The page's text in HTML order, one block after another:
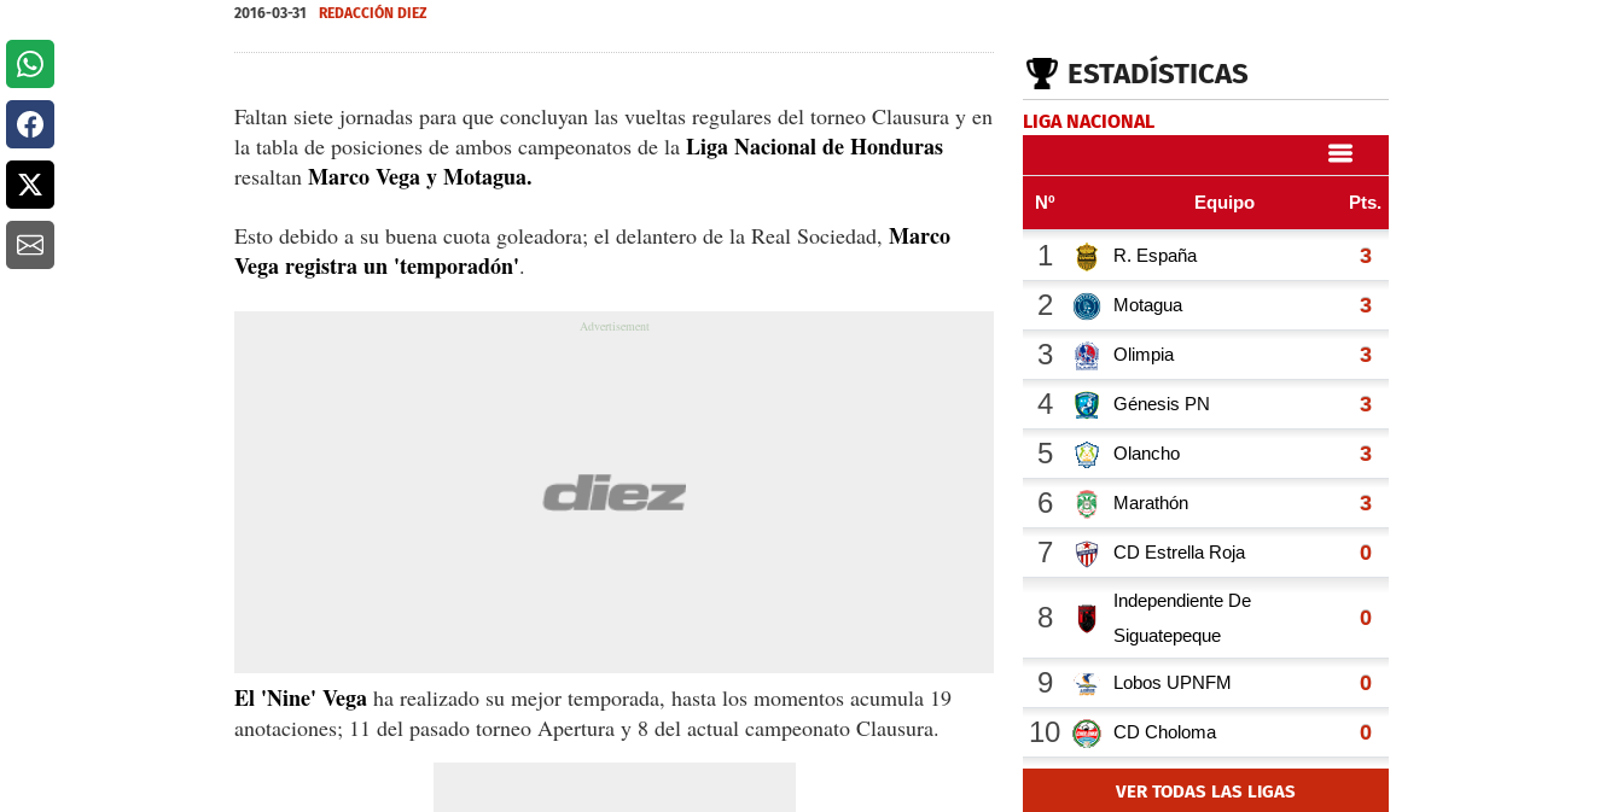
2016-03-31 REDACCIÓN DIEZ
Faltan siete jornadas para que concluyan las vueltas regulares del torneo Clausura y en
la tabla de posiciones de ambos campeonatos de la Liga Nacional de Honduras
resaltan Marco Vega y Motagua.
Esto debido a su buena cuota goleadora; el delantero de la Real Sociedad, Marco
Vega registra un 'temporadón'.
El 'Nine' Vega ha realizado su mejor temporada, hasta los momentos acumula 19
anotaciones; 11 del pasado torneo Apertura y 8 del actual campeonato Clausura.
ESTADÍSTICAS
LIGA NACIONAL
VER TODAS LAS LIGAS